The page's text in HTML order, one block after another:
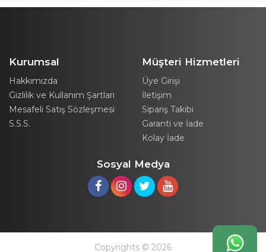
Kurumsal
Hakkımızda
Gizlilik ve Kullanım Şartları
Mesafeli Satış Sözleşmesi
S.S.S.
Müşteri Hizmetleri
Üye Girişi
İletişim
Sipariş Takibi
Garanti ve İade
Kolay İade
Sosyal Medya
Copyrights © 2026